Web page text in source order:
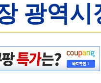
광역시